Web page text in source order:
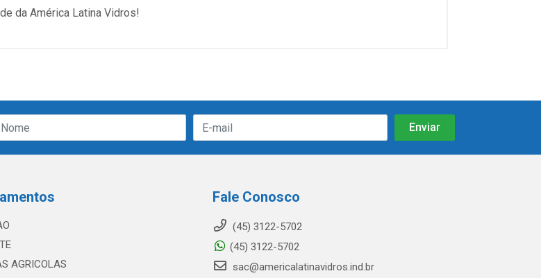
da América Latina Vidros!
AGRICOLAS
Fale Conosco
(45) 3122-5702
(45) 3122-5702
sac@americalatinavidros.ind.br